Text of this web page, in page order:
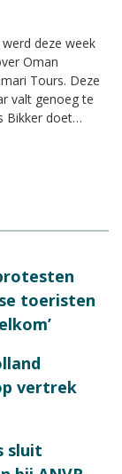
deze week
Oman
Tours. Deze
valt genoeg te
Bikker doet
toeristen
vertrek
sluit